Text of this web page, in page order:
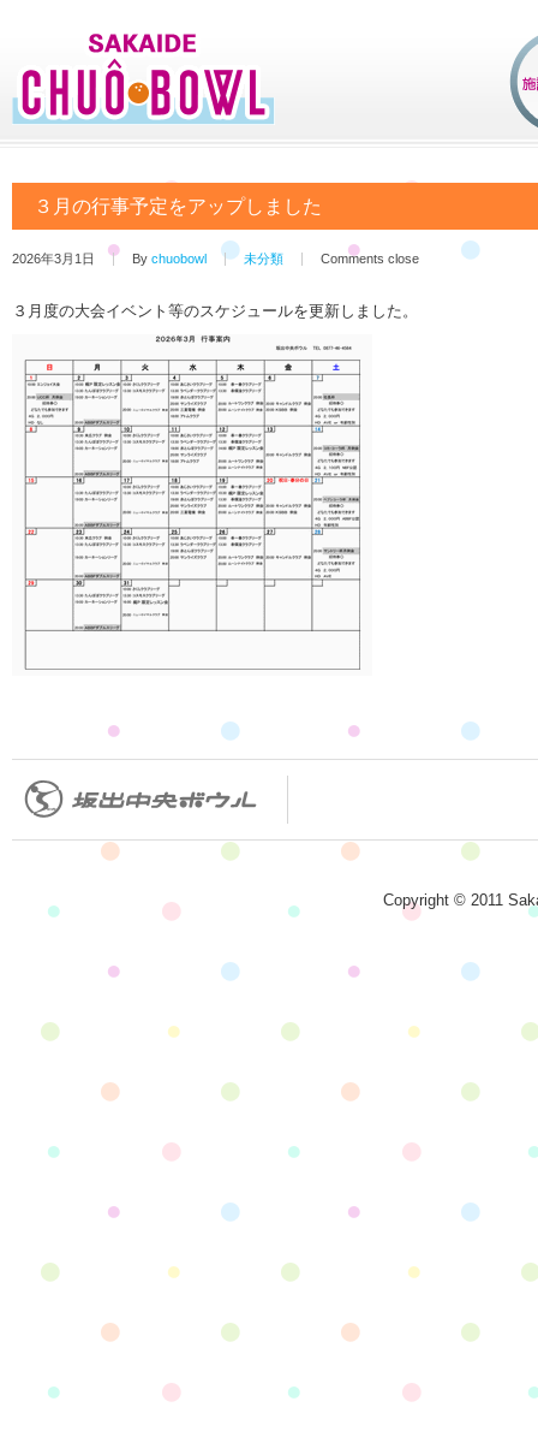
３月の行事予定をアップしました
2026年3月1日 By chuobowl 未分類 Comments close
３月度の大会イベント等のスケジュールを更新しました。
Copyright © 2011